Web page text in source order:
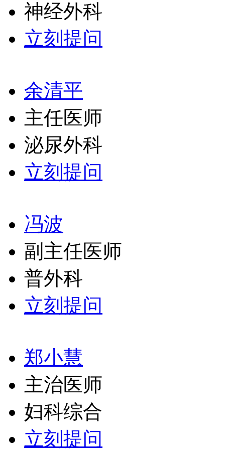
神经外科
立刻提问
余清平
主任医师
泌尿外科
立刻提问
冯波
副主任医师
普外科
立刻提问
郑小慧
主治医师
妇科综合
立刻提问